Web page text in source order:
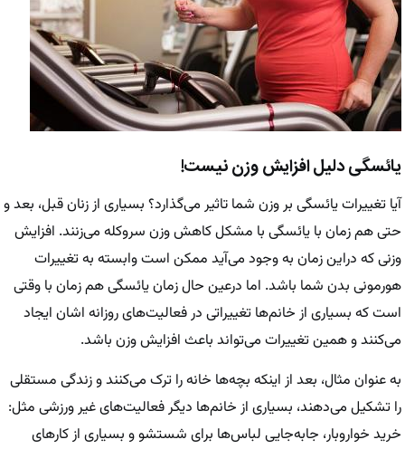
یائسگی دلیل افزایش وزن نیست!
آیا تغییرات یائسگی بر وزن شما تاثیر می‌گذارد؟ بسیاری از زنان قبل، بعد و
حتی هم زمان با یائسگی با مشکل کاهش وزن سروکله می‌زنند. افزایش
وزنی که دراین زمان به وجود می‌آید ممکن است وابسته به تغییرات
هورمونی بدن شما باشد. اما درعین حال زمان یائسگی هم زمان با وقتی
است که بسیاری از خانم‌ها تغییراتی در فعالیت‌های روزانه اشان ایجاد
می‌کنند و همین تغییرات می‌تواند باعث افزایش وزن باشد.
به عنوان مثال، بعد از اینکه بچه‌ها خانه را ترک می‌کنند و زندگی مستقلی
را تشکیل می‌دهند، بسیاری از خانم‌ها دیگر فعالیت‌های غیر ورزشی مثل:
خرید خواروبار، جابه‌جایی لباس‌ها برای شستشو و بسیاری از کار‌های